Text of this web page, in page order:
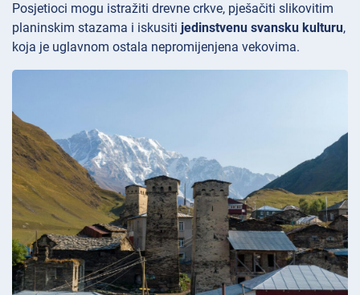
Posjetioci mogu istražiti drevne crkve, pješačiti slikovitim
planinskim stazama i iskusiti jedinstvenu svansku kulturu,
koja je uglavnom ostala nepromijenjena vekovima.